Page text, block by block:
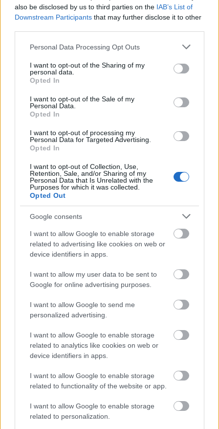
also be disclosed by us to third parties on the IAB’s List of
Downstream Participants that may further disclose it to other
Please note that this website/app uses one or more Google
not limited to your visit or usage behaviour. You may click to
grant or deny consent to Google and its third-party tags to
use your data for below specified purposes in below Google
consent section.
Personal Data Processing Opt Outs
I want to opt-out of the Sharing of my
personal data.
Opted In
I want to opt-out of the Sale of my
Personal Data.
Opted In
I want to opt-out of processing my
Personal Data for Targeted Advertising.
Opted In
I want to opt-out of Collection, Use,
Retention, Sale, and/or Sharing of my
Personal Data that Is Unrelated with the
Purposes for which it was collected.
Opted Out
Google consents
I want to allow Google to enable storage
related to advertising like cookies on web or
device identifiers in apps.
I want to allow my user data to be sent to
Google for online advertising purposes.
I want to allow Google to send me
personalized advertising.
I want to allow Google to enable storage
related to analytics like cookies on web or
device identifiers in apps.
I want to allow Google to enable storage
related to functionality of the website or app.
I want to allow Google to enable storage
related to personalization.
Εγγραφή Σύνδεση
BEST OFINTERNET
Πέρα από τη Λισαβόνα: 10 μαγευτικοί προορισμοί